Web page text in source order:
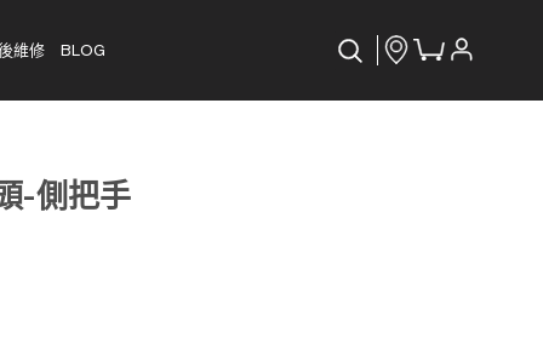
維修 BLOG
-側把手